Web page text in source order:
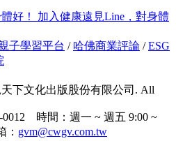
加入健康遠見Line，對身體
子學習平台 / 哈佛商業評論 /ESG
天下文化出版股份有限公司. All
0012 時間：週一 ~ 週五 9:00 ~
： gvm@cwgv.com.tw